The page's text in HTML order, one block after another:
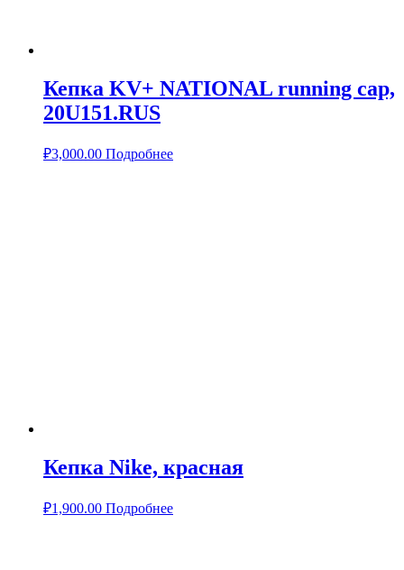
Кепка KV+ NATIONAL running cap,
20U151.RUS
₽3,000.00 Подробнее
Кепка Nike, красная
₽1,900.00 Подробнее